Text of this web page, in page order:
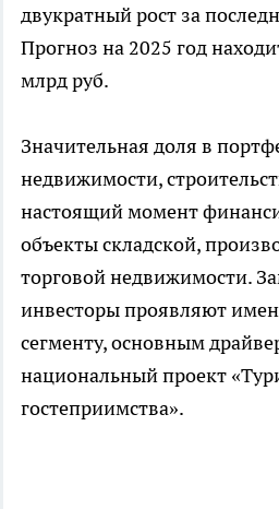
двукратный рост за
Прогноз на 2025 год
млрд руб.
Значительная доля в
недвижимости,
настоящий момент
объекты складской,
торговой недвижимости.
инвесторы проявляют
сегменту, основным
национальный проект
гостеприимства».